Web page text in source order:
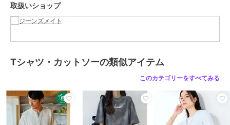
なり、デイリーユースのインナーにもお勧めです。
汗ばむ季節の定番アイテムとして、必ず持っておきたい1着です。
気アイテムとなるヘンリーネックTシャツ｡
ビッグシルエットのスウェットジップパーカーやオンブレチェックシ
ャツ､ワイド系のカーゴパンツ､細身のスキニーパンツと合わせた韓国
系ストリートスタイルはオススメ｡
ルーズシルエットのスタジャンやコーチジャケット､トラックジャケ
ット､スウェットパンツと合わせたスポーツMIX古着系スタイルも◎
オーバーサイズのブルゾンやストライプシャツ､センタープレスパン
取扱いショップ
Tシャツ・カットソーの類似アイテム
このカテゴリーをすべてみる